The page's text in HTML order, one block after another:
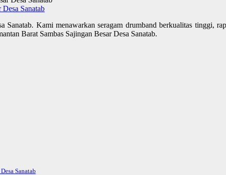
Sanatab
Kami menawarkan seragam drumband berkualitas tinggi,
Barat Sambas Sajingan Besar Desa Sanatab.
Sanatab